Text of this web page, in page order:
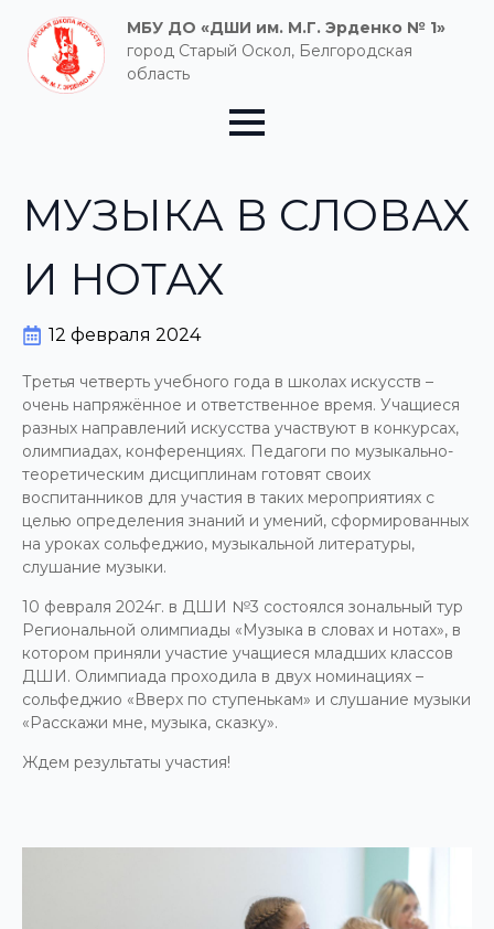
МБУ ДО «ДШИ им. М.Г. Эрденко № 1»
город Старый Оскол, Белгородская
область
МУЗЫКА В СЛОВАХ
И НОТАХ
12 февраля 2024
Третья четверть учебного года в школах искусств –
очень напряжённое и ответственное время. Учащиеся
разных направлений искусства участвуют в конкурсах,
олимпиадах, конференциях. Педагоги по музыкально-
теоретическим дисциплинам готовят своих
воспитанников для участия в таких мероприятиях с
целью определения знаний и умений, сформированных
на уроках сольфеджио, музыкальной литературы,
слушание музыки.
10 февраля 2024г. в ДШИ №3 состоялся зональный тур
Региональной олимпиады «Музыка в словах и нотах», в
котором приняли участие учащиеся младших классов
ДШИ. Олимпиада проходила в двух номинациях –
сольфеджио «Вверх по ступенькам» и слушание музыки
«Расскажи мне, музыка, сказку».
Ждем результаты участия!